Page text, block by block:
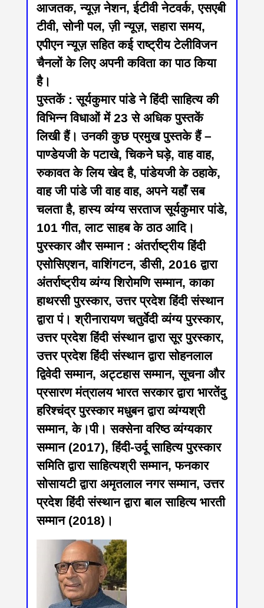
आजतक, न्यूज़ नेशन, ईटीवी नेटवर्क, एसएबी
टीवी, सोनी पल, ज़ी न्यूज़, सहारा समय,
एपीएन न्यूज़ सहित कई राष्ट्रीय टेलीविजन
चैनलों के लिए अपनी कविता का पाठ किया
है।
पुस्तकें : सूर्यकुमार पांडे ने हिंदी साहित्य की
विभिन्न विधाओं में 23 से अधिक पुस्तकें
लिखी हैं। उनकी कुछ प्रमुख पुस्तके हैं –
पाण्डेयजी के पटाखे, चिकने घड़े, वाह वाह,
रुकावत के लिय खेद है, पांडेयजी के ठहाके,
वाह जी पांडे जी वाह वाह, अपने यहाँ सब
चलता है, हास्य व्यंग्य सरताज सूर्यकुमार पांडे,
101 गीत, लाट साहब के ठाठ आदि।
पुरस्कार और सम्मान : अंतर्राष्ट्रीय हिंदी
एसोसिएशन, वाशिंगटन, डीसी, 2016 द्वारा
अंतर्राष्ट्रीय व्यंग्य शिरोमणि सम्मान, काका
हाथरसी पुरस्कार, उत्तर प्रदेश हिंदी संस्थान
द्वारा पं। श्रीनारायण चतुर्वेदी व्यंग्य पुरस्कार,
उत्तर प्रदेश हिंदी संस्थान द्वारा सूर पुरस्कार,
उत्तर प्रदेश हिंदी संस्थान द्वारा सोहनलाल
द्विवेदी सम्मान, अट्टहास सम्मान, सूचना और
प्रसारण मंत्रालय भारत सरकार द्वारा भारतेंदु
हरिश्चंद्र पुरस्कार मधुबन द्वारा व्यंग्यश्री
सम्मान, के।पी। सक्सेना वरिष्ठ व्यंग्यकार
सम्मान (2017), हिंदी-उर्दू साहित्य पुरस्कार
समिति द्वारा साहित्यश्री सम्मान, फनकार
सोसायटी द्वारा अमृतलाल नगर सम्मान, उत्तर
प्रदेश हिंदी संस्थान द्वारा बाल साहित्य भारती
सम्मान (2018)।